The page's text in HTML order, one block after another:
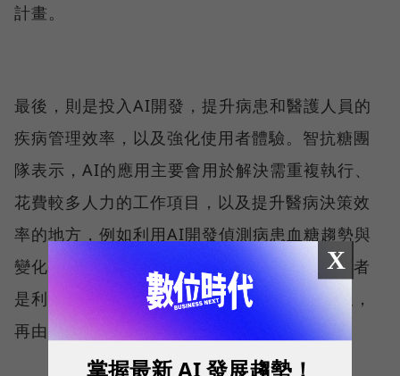
計畫。
最後，則是投入AI開發，提升病患和醫護人員的
疾病管理效率，以及強化使用者體驗。智抗糖團
隊表示，AI的應用主要會用於解決需重複執行、
花費較多人力的工作項目，以及提升醫病決策效
率的地方，例如利用AI開發偵測病患血糖趨勢與
變化的模型，幫助醫護人員更快速做決定，或者
是利用AI模型快速生成給病患的衛教建議模板，
再由醫護人員做個人化調整。
X
掌握最新 AI 發展趨勢！